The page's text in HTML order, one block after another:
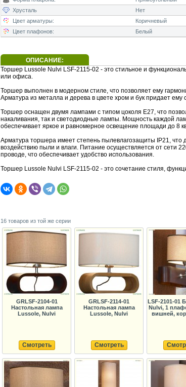
Хрусталь
Нет
Цвет арматуры:
Коричневый
Цвет плафонов:
Белый
ОПИСАНИЕ:
Торшер Lussole Nulvi LSF-2115-02 - это стильное и
или офиса.
Торшер выполнен в модерном стиле, что позволяет ему
Арматура из металла и дерева в цвете хром и бук придает ему
Торшер оснащен двумя лампами с типом цоколя E27, что
накаливания, так и светодиодные лампы. Мощность каждой
обеспечивает яркое и равномерное освещение площади до 8
Арматура торшера имеет степень пылевлагозащиты IP21, что
воздействию пыли и влаги. Питание осуществляется от сети
проводе, что обеспечивает удобство использования.
Торшер Lussole Nulvi LSF-2115-02 - это сочетание стиля,
16 товаров из той же серии
GRLSF-2104-01
Настольная лампа
Lussole, Nulvi
Смотреть
GRLSF-2114-01
Настольная лампа
Lussole, Nulvi
Смотреть
LSF-2101-01
Nulvi, 1
вишней,